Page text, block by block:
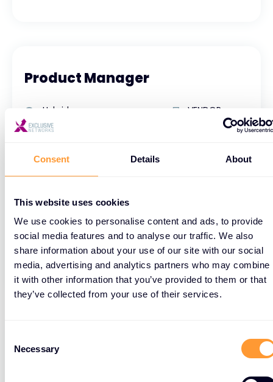
Consent Details About
This website uses cookies
We use cookies to personalise content and ads, to provide
social media features and to analyse our traffic. We also
share information about your use of our site with our social
media, advertising and analytics partners who may combine
it with other information that you’ve provided to them or that
they’ve collected from your use of their services.
Necessary
Product Manager
Hybrid
Philippines
VENDOR
Zobacz szczegóły pracy
Senior Pre- Sales Engineer